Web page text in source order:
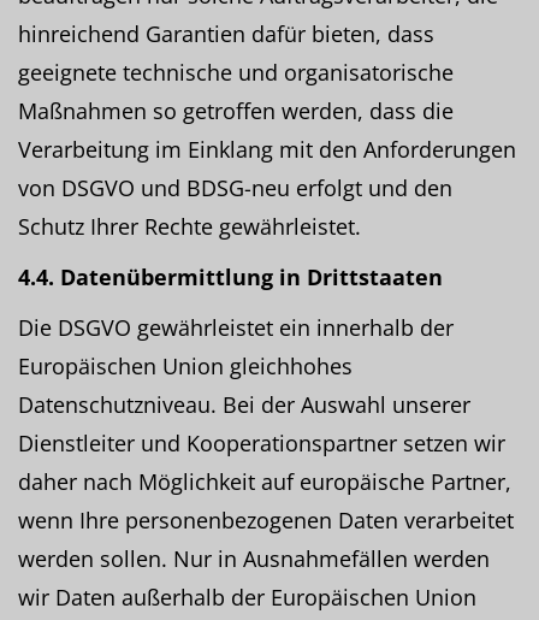
hinreichend Garantien dafür bieten, dass
geeignete technische und organisatorische
Maßnahmen so getroffen werden, dass die
Verarbeitung im Einklang mit den Anforderungen
von DSGVO und BDSG-neu erfolgt und den
Schutz Ihrer Rechte gewährleistet.
4.4. Datenübermittlung in Drittstaaten
Die DSGVO gewährleistet ein innerhalb der
Europäischen Union gleichhohes
Datenschutzniveau. Bei der Auswahl unserer
Dienstleiter und Kooperationspartner setzen wir
daher nach Möglichkeit auf europäische Partner,
wenn Ihre personenbezogenen Daten verarbeitet
werden sollen. Nur in Ausnahmefällen werden
wir Daten außerhalb der Europäischen Union